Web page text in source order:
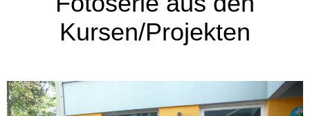
Kursen/Projekten